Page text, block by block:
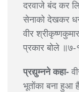
दरवाजे बंद कर
सेनाको देखकर
वीर
प्रकार बोले ॥७-
प्रद्युम्नने कहा-
भूतोंका बना हुआ